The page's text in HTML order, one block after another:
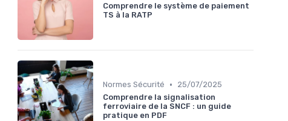
Comprendre le système de paiement
TS à la RATP
Normes Sécurité •
25/07/2025
Comprendre la signalisation
ferroviaire de la SNCF : un guide
pratique en PDF